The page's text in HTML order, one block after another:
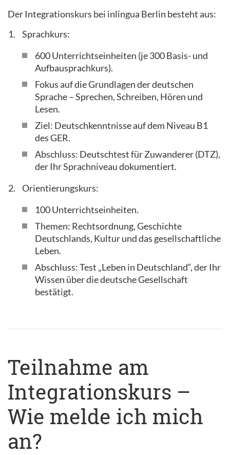
Der Integrationskurs bei inlingua Berlin besteht aus:
Sprachkurs:
600 Unterrichtseinheiten (je 300 Basis- und
Aufbausprachkurs).
Fokus auf die Grundlagen der deutschen
Sprache – Sprechen, Schreiben, Hören und
Lesen.
Ziel: Deutschkenntnisse auf dem Niveau B1
des GER.
Abschluss: Deutschtest für Zuwanderer (DTZ),
der Ihr Sprachniveau dokumentiert.
Orientierungskurs:
100 Unterrichtseinheiten.
Themen: Rechtsordnung, Geschichte
Deutschlands, Kultur und das gesellschaftliche
Leben.
Abschluss: Test „Leben in Deutschland“, der Ihr
Wissen über die deutsche Gesellschaft
bestätigt.
Teilnahme am
Integrationskurs –
Wie melde ich mich
an?